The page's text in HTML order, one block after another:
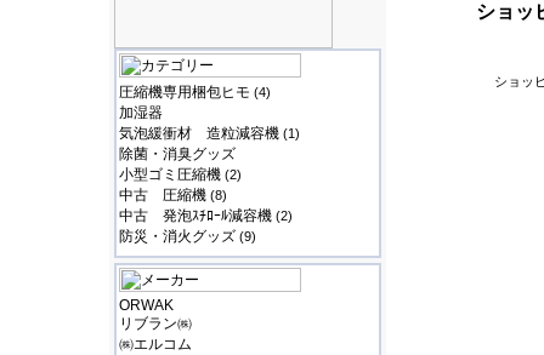
圧縮機専用梱包ヒモ (4)
加湿器
気泡緩衝材 造粒減容機 (1)
除菌・消臭グッズ
小型ゴミ圧縮機 (2)
中古 圧縮機 (8)
中古 発泡ｽﾁﾛｰﾙ減容機 (2)
防災・消火グッズ (9)
ORWAK
リブラン㈱
㈱エルコム
ショッ
ショッ